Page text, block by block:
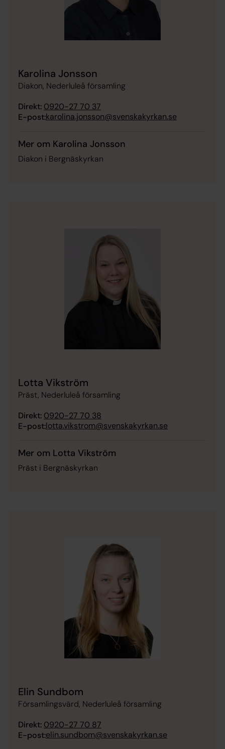
Karolina Jonsson
Diakon, Nederluleå församling
Direkt: 0920-27 70 37
E-post:karolina.jonsson@svenskakyrkan.se
Mer om Karolina Jonsson
Diakon i Bergnäskyrkan
Lotta Vikström
Präst, Nederluleå församling
Direkt: 0920-27 70 38
E-post:lotta.vikstrom@svenskakyrkan.se
Mer om Lotta Vikström
Präst i Bergnäskyrkan
Elin Sundbom
Församlingsvärd, Nederluleå församling
Direkt: 0920-27 70 87
E-post:elin.sundbom@svenskakyrkan.se